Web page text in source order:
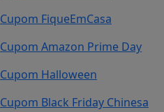
Cupom FiqueEmCasa
Cupom Amazon Prime Day
Cupom Halloween
Cupom Black Friday Chinesa